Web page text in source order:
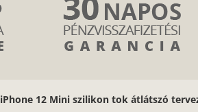
12 Mini szilikon tok átlátszó